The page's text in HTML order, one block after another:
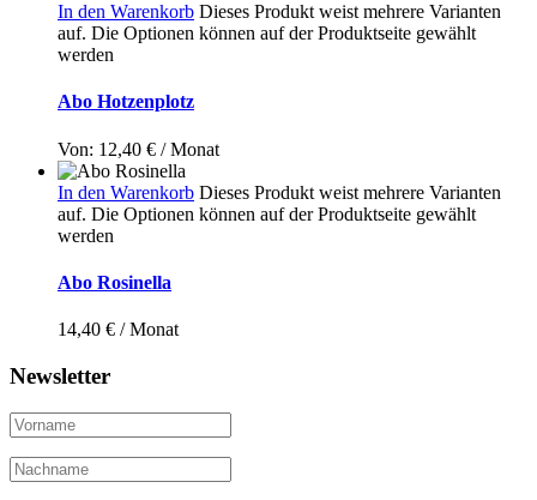
In den Warenkorb Dieses Produkt weist mehrere Varianten
auf. Die Optionen können auf der Produktseite gewählt
werden
Abo Hotzenplotz
Von: 12,40 € / Monat
In den Warenkorb Dieses Produkt weist mehrere Varianten
auf. Die Optionen können auf der Produktseite gewählt
werden
Abo Rosinella
14,40 € / Monat
Newsletter